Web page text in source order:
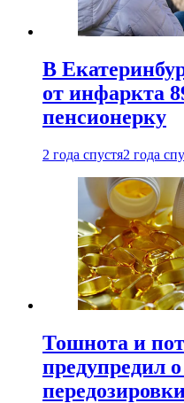
В
от инфаркта
пенсионерку
2 года спустя2 года
Тошнота и
предупредил